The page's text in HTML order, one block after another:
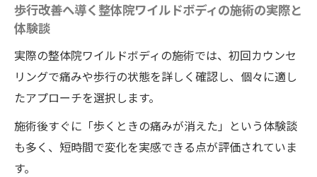
歩行改善へ導く整体院ワイルドボディの施術の実際と
体験談
実際の整体院ワイルドボディの施術では、初回カウンセ
リングで痛みや歩行の状態を詳しく確認し、個々に適し
たアプローチを選択します。
施術後すぐに「歩くときの痛みが消えた」という体験談
も多く、短時間で変化を実感できる点が評価されていま
す。